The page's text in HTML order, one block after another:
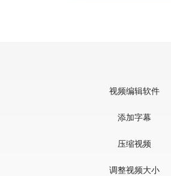
视频编辑软件
添加字幕
压缩视频
调整视频大小